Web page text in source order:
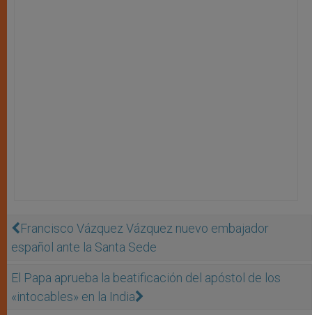
Francisco Vázquez Vázquez nuevo embajador
español ante la Santa Sede
El Papa aprueba la beatificación del apóstol de los
«intocables» en la India